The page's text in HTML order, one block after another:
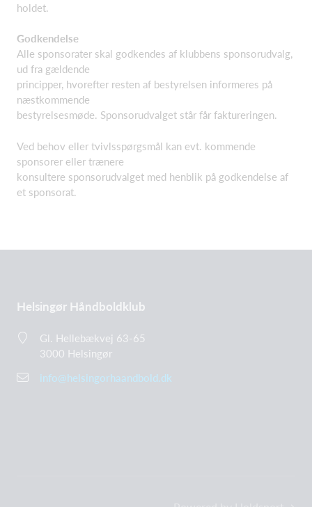
holdet.
Godkendelse
Alle sponsorater skal godkendes af klubbens sponsorudvalg,
ud fra gældende
principper, hvorefter resten af bestyrelsen informeres på
næstkommende
bestyrelsesmøde. Sponsorudvalget står får faktureringen.
Ved behov eller tvivlsspørgsmål kan evt. kommende
sponsorer eller trænere
konsultere sponsorudvalget med henblik på godkendelse af
et sponsorat.
Helsingør Håndboldklub
Gl. Hellebækvej 63-65
3000 Helsingør
info@helsingorhaandbold.dk